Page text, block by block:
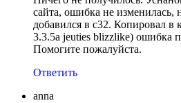
сайта, ошибка не
добавился в с32. Копировал в
3.3.5a jeuties blizzlike) ошибка
Помогите пожалуйста.
Ответить
anna